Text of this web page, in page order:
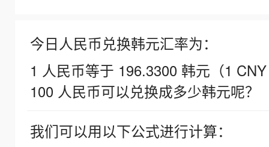
今日人民币兑换韩元汇率为：
1 人民币等于 196.3300 韩元（1
100 人民币可以兑换成多少韩元呢？
我们可以用以下公式进行计算：